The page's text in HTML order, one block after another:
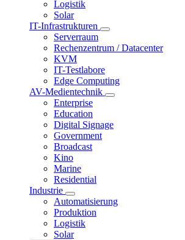
Logistik
Solar
IT-Infrastrukturen
Serverraum
Rechenzentrum / Datacenter
KVM
IT-Testlabore
Edge Computing
AV-Medientechnik
Enterprise
Education
Digital Signage
Government
Broadcast
Kino
Marine
Residential
Industrie
Automatisierung
Produktion
Logistik
Solar